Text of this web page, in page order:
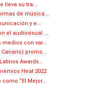
lleva su tra...
de música...
y e...
el audiovisual ...
medios con var...
promo...
Awards...
Heat 2022
“El Mejor...